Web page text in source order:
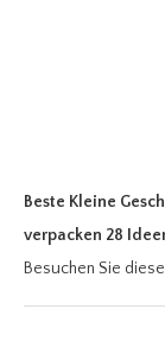
Beste Kleine
verpacken 28
Besuchen Sie